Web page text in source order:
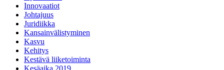
Innovaatiot
Johtajuus
Juridiikka
Kansainvälistyminen
Kasvu
Kehitys
Kestävä liiketoiminta
Kesäaika 2019